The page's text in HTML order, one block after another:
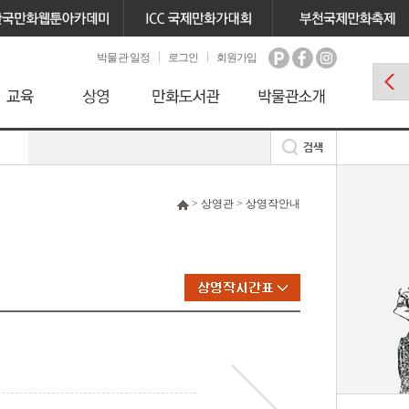
박물관 일정 로그인 회원가입
> 상영관 > 상영작안내